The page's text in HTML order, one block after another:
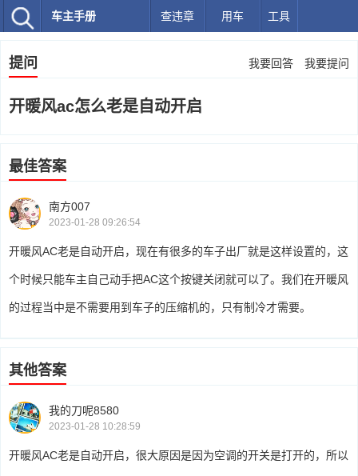
车主手册 查违章 用车 工具
提问 我要回答 我要提问
开暖风ac怎么老是自动开启
最佳答案
南方007
2023-01-28 09:26:54
开暖风AC老是自动开启，现在有很多的车子出厂就是这样设置的，这
个时候只能车主自己动手把AC这个按键关闭就可以了。我们在开暖风
的过程当中是不需要用到车子的压缩机的，只有制冷才需要。
其他答案
我的刀呢8580
2023-01-28 10:28:59
开暖风AC老是自动开启，很大原因是因为空调的开关是打开的，所以